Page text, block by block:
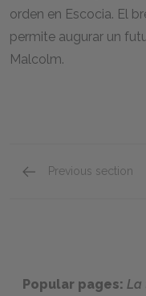
orden en Escocia. El
permite augurar un
Malcolm.
Previous section
Popular pages: La